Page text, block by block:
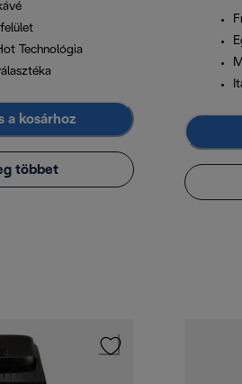
Technológia
a kosárhoz
többet